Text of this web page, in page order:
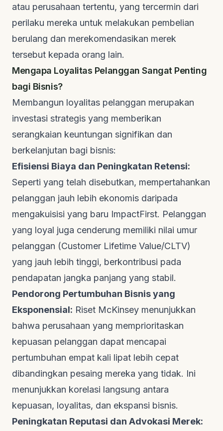
atau perusahaan tertentu, yang tercermin dari
perilaku mereka untuk melakukan pembelian
berulang dan merekomendasikan merek
tersebut kepada orang lain.
Mengapa Loyalitas Pelanggan Sangat Penting
bagi Bisnis?
Membangun loyalitas pelanggan merupakan
investasi strategis yang memberikan
serangkaian keuntungan signifikan dan
berkelanjutan bagi bisnis:
Efisiensi Biaya dan Peningkatan Retensi:
Seperti yang telah disebutkan, mempertahankan
pelanggan jauh lebih ekonomis daripada
mengakuisisi yang baru ImpactFirst. Pelanggan
yang loyal juga cenderung memiliki nilai umur
pelanggan (Customer Lifetime Value/CLTV)
yang jauh lebih tinggi, berkontribusi pada
pendapatan jangka panjang yang stabil.
Pendorong Pertumbuhan Bisnis yang
Eksponensial: Riset McKinsey menunjukkan
bahwa perusahaan yang memprioritaskan
kepuasan pelanggan dapat mencapai
pertumbuhan empat kali lipat lebih cepat
dibandingkan pesaing mereka yang tidak. Ini
menunjukkan korelasi langsung antara
kepuasan, loyalitas, dan ekspansi bisnis.
Peningkatan Reputasi dan Advokasi Merek: